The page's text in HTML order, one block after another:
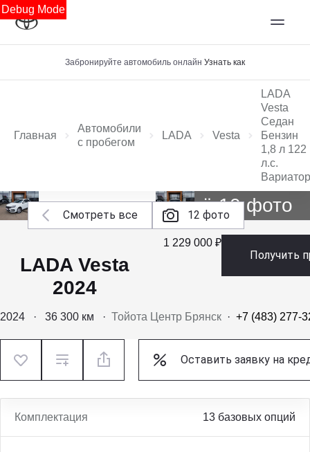
Debug Mode
Забронируйте автомобиль онлайн Узнать как
Главная
Автомобили
с пробегом
LADA Vesta
LADA
Vesta
Седан
Бензин
1,8 л 122
л.с.
Вариатор
Смотреть все 12 фото
Ещё 10 фото
LADA Vesta
2024
1 229 000 ₽
2024 · 36 300 км · Тойота Центр Брянск · +7 (483) 277-
Получить
Оставить заявку на
Комплектация 13 базовых опций